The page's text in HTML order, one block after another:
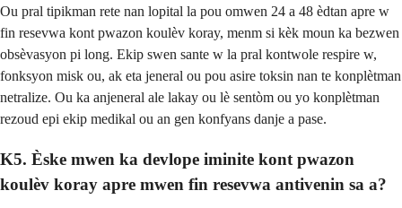
Ou pral tipikman rete nan lopital la pou omwen 24 a 48 èdtan apre w
fin resevwa kont pwazon koulèv koray, menm si kèk moun ka bezwen
obsèvasyon pi long. Ekip swen sante w la pral kontwole respire w,
fonksyon misk ou, ak eta jeneral ou pou asire toksin nan te konplètman
netralize. Ou ka anjeneral ale lakay ou lè sentòm ou yo konplètman
rezoud epi ekip medikal ou an gen konfyans danje a pase.
K5. Èske mwen ka devlope iminite kont pwazon
koulèv koray apre mwen fin resevwa antivenin sa a?